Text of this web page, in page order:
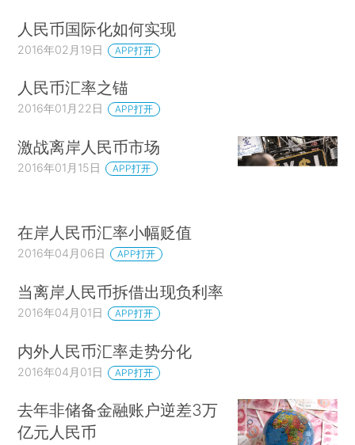
人民币国际化如何实现
2016年02月19日 APP打开
人民币汇率之锚
2016年01月22日 APP打开
激战离岸人民币市场
2016年01月15日 APP打开
在岸人民币汇率小幅贬值
2016年04月06日 APP打开
当离岸人民币拆借出现负利率
2016年04月01日 APP打开
内外人民币汇率走势分化
2016年04月01日 APP打开
去年非储备金融账户逆差3万
亿元人民币